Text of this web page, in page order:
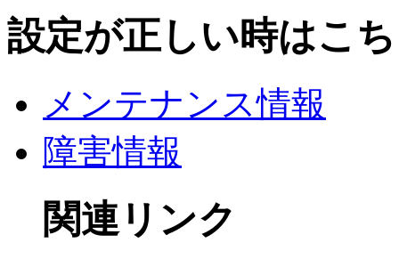
設定が正しい時はこ
メンテナンス情報
障害情報
関連リンク